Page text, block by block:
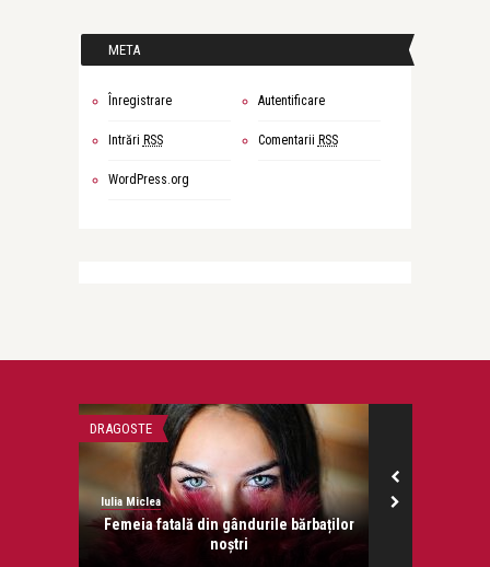
META
Înregistrare Autentificare
Intrări RSS Comentarii RSS
WordPress.org
DRAGOSTE
Iulia Miclea
Femeia fatală din gândurile bărbaților
noștri